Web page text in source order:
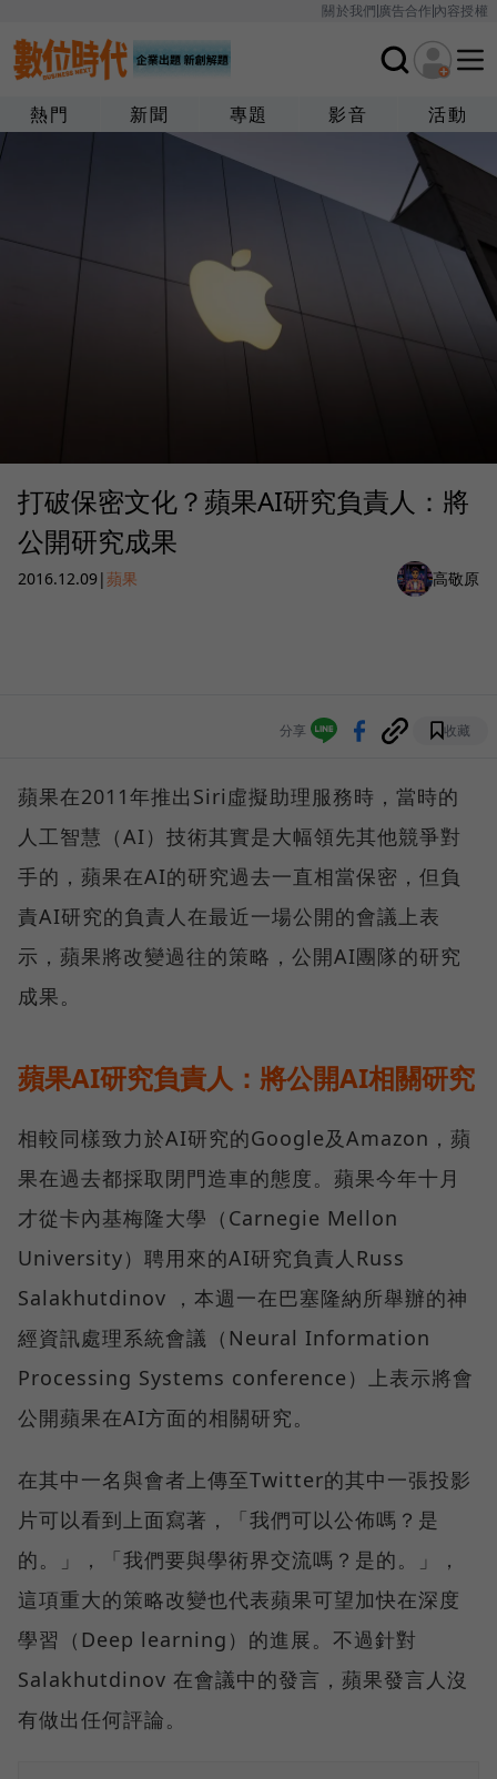
關於我們廣告合作內容授權
熱門 新聞 專題 影音 活動
打破保密文化？蘋果AI研究負責人：將
公開研究成果
2016.12.09|蘋果 高敬原
分享 收藏
蘋果在2011年推出Siri虛擬助理服務時，當時的
人工智慧（AI）技術其實是大幅領先其他競爭對
手的，蘋果在AI的研究過去一直相當保密，但負
責AI研究的負責人在最近一場公開的會議上表
示，蘋果將改變過往的策略，公開AI團隊的研究
成果。
蘋果AI研究負責人：將公開AI相關研究
相較同樣致力於AI研究的Google及Amazon，蘋
果在過去都採取閉門造車的態度。蘋果今年十月
才從卡內基梅隆大學（Carnegie Mellon
University）聘用來的AI研究負責人Russ
Salakhutdinov ，本週一在巴塞隆納所舉辦的神
經資訊處理系統會議（Neural Information
Processing Systems conference）上表示將會
公開蘋果在AI方面的相關研究。
在其中一名與會者上傳至Twitter的其中一張投影
片可以看到上面寫著，「我們可以公佈嗎？是
的。」，「我們要與學術界交流嗎？是的。」，
這項重大的策略改變也代表蘋果可望加快在深度
學習（Deep learning）的進展。不過針對
Salakhutdinov 在會議中的發言，蘋果發言人沒
有做出任何評論。